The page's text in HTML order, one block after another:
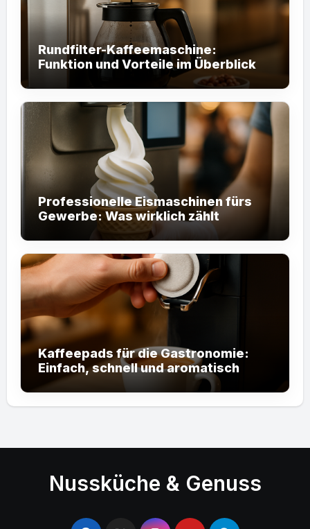
Rundfilter-Kaffeemaschine:
Funktion und Vorteile im Überblick
Professionelle Eismaschinen fürs
Gewerbe: Was wirklich zählt
Kaffeepads für die Gastronomie:
Einfach, schnell und aromatisch
Nussküche & Genuss